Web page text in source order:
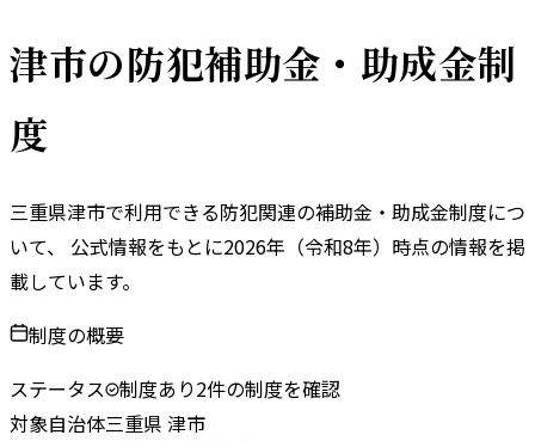
津市の防犯補助金・助成金制
度
三重県津市で利用できる防犯関連の補助金・助成金制度につ
いて、 公式情報をもとに2026年（令和8年）時点の情報を掲
載しています。
制度の概要
ステータス 制度あり2件の制度を確認
対象自治体三重県 津市